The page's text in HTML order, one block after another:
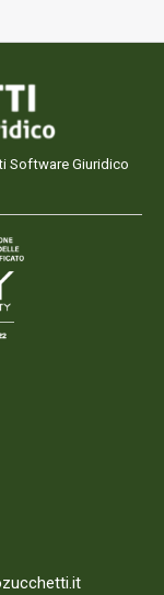
Software Giuridico